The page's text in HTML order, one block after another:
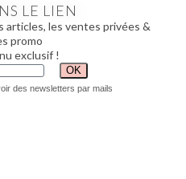
LE LIEN
articles, les ventes privées &
promo
exclusif !
des newsletters par mails